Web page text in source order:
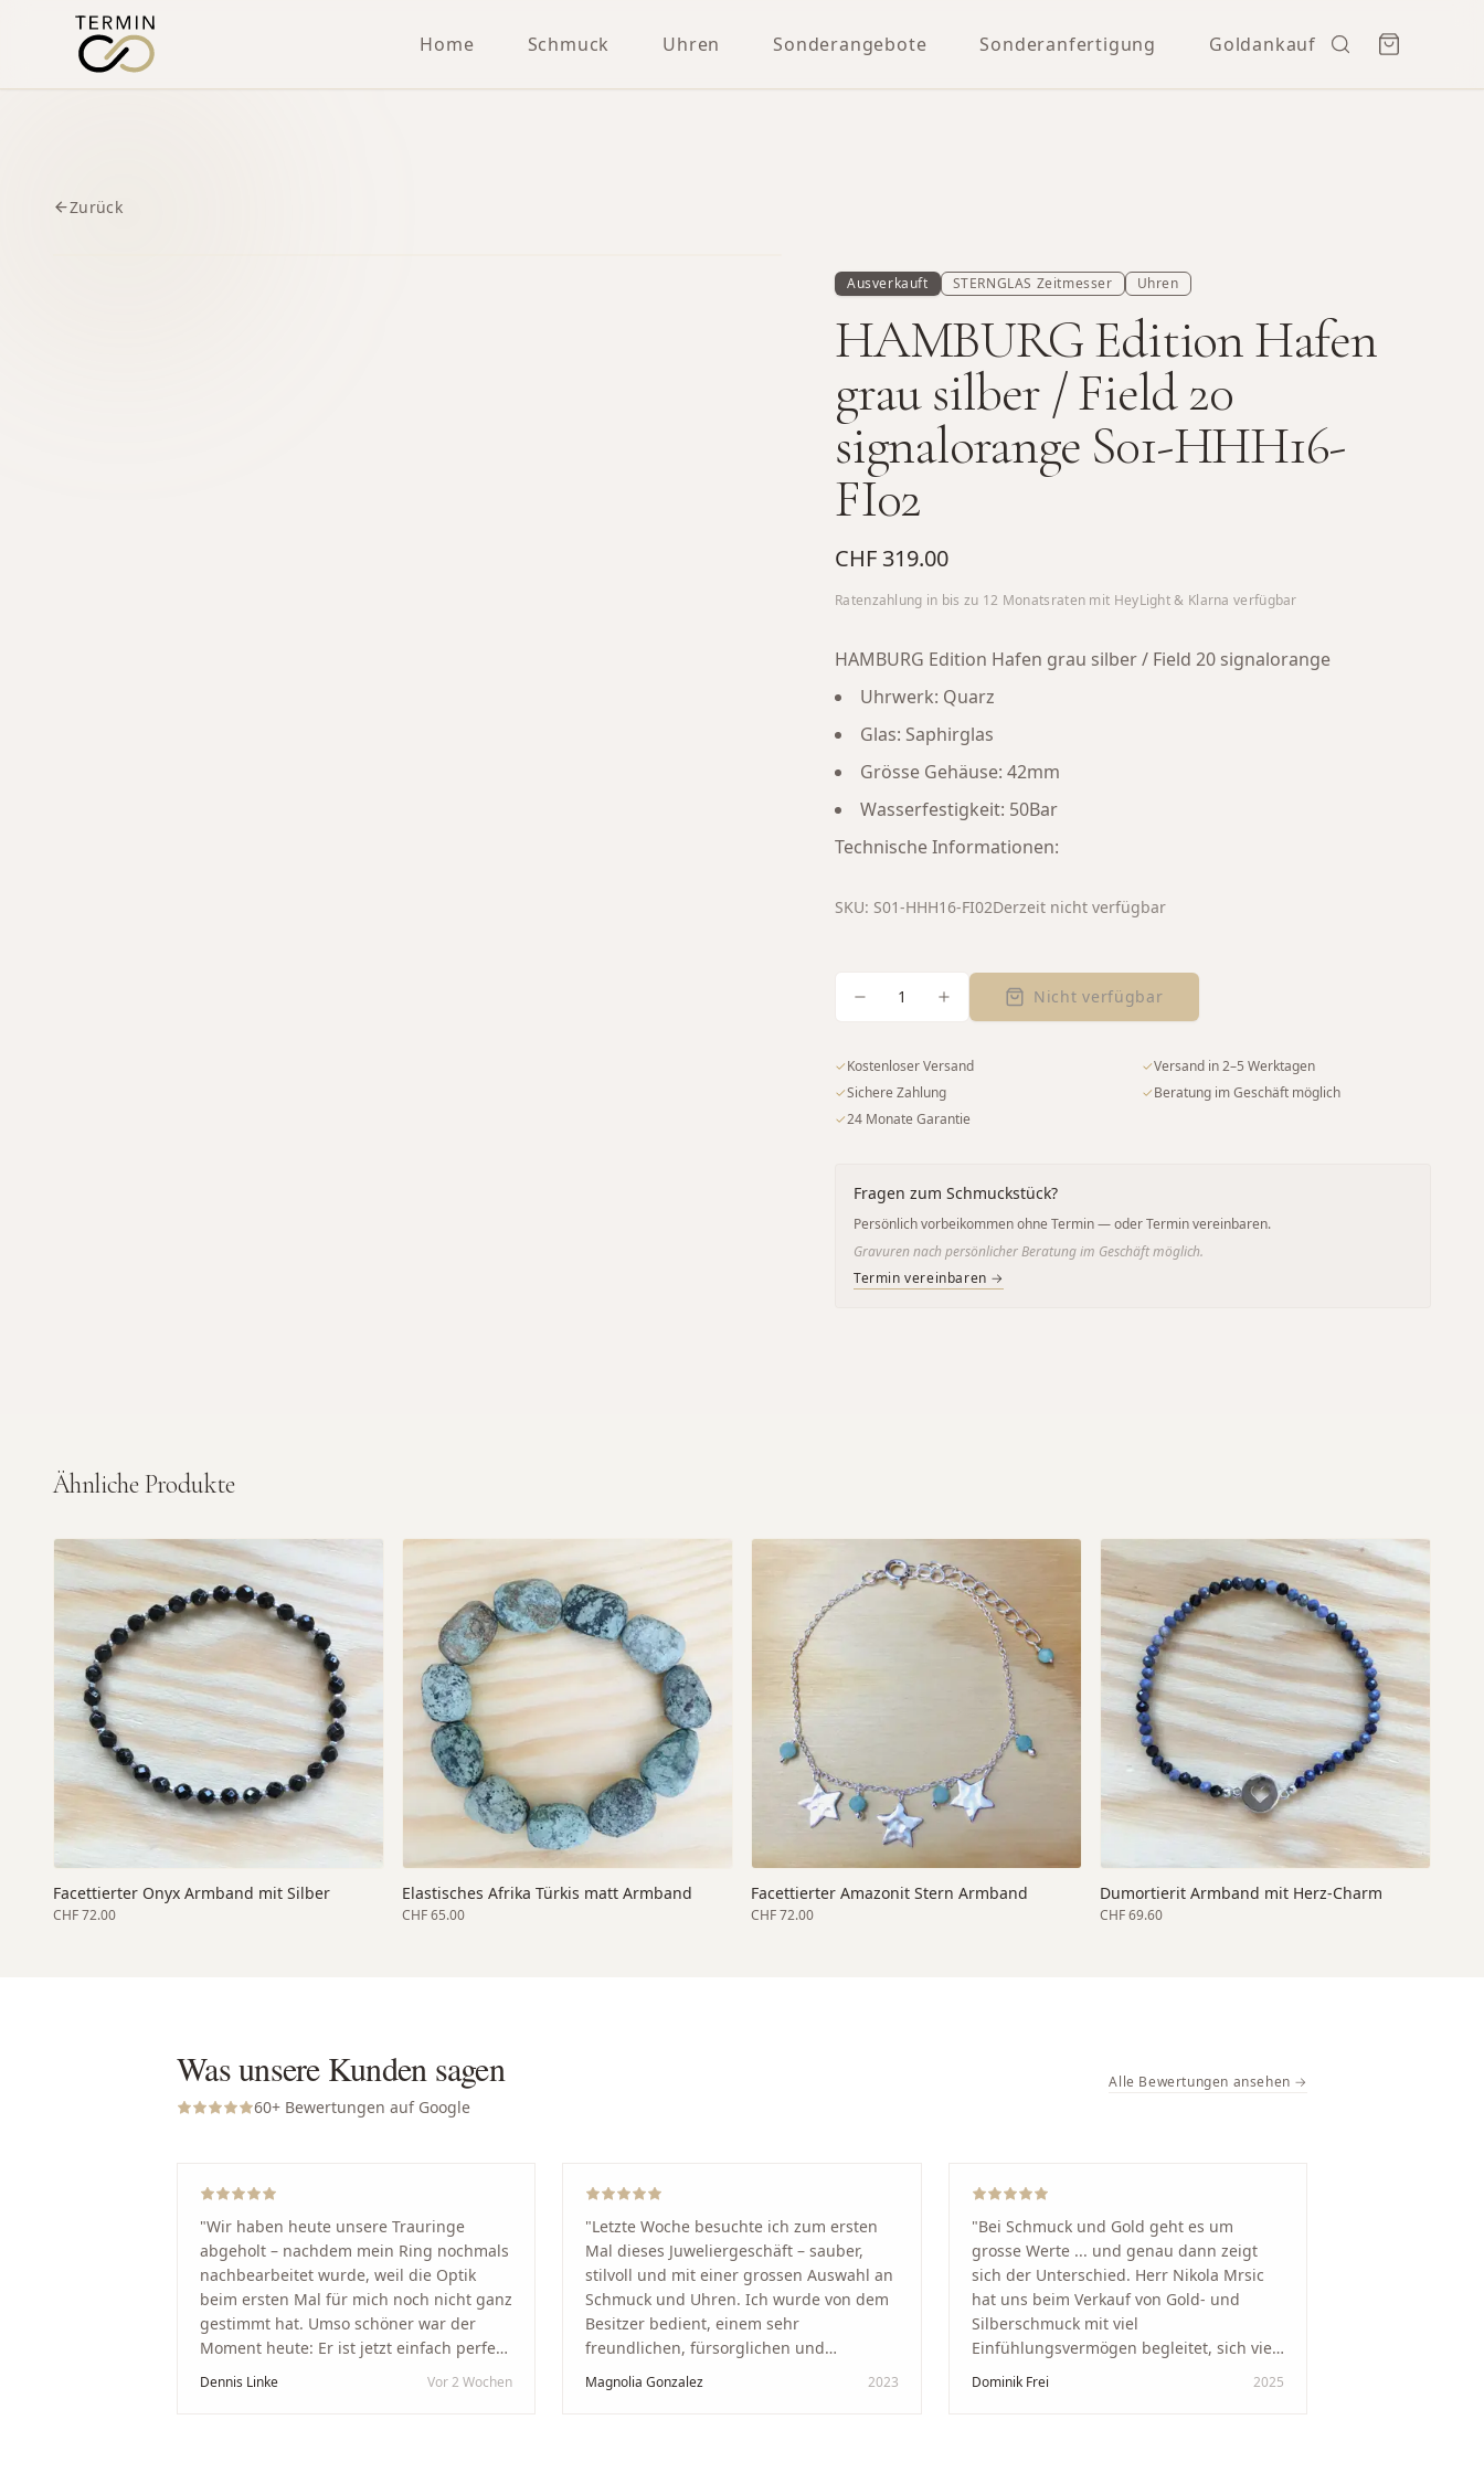
Home Schmuck Uhren Sonderangebote Sonderanfertigung Goldankauf
Zurück
Ausverkauft STERNGLAS Zeitmesser Uhren
HAMBURG Edition Hafen
grau silber / Field 20
signalorange S01-HHH16-
FI02
CHF 319.00
Ratenzahlung in bis zu 12 Monatsraten mit HeyLight & Klarna verfügbar
HAMBURG Edition Hafen grau silber / Field 20 signalorange
Uhrwerk: Quarz
Glas: Saphirglas
Grösse Gehäuse: 42mm
Wasserfestigkeit: 50Bar
Technische Informationen:
SKU: S01-HHH16-FI02Derzeit nicht verfügbar
1 Nicht verfügbar
✓Kostenloser Versand ✓Versand in 2–5 Werktagen
✓Sichere Zahlung ✓Beratung im Geschäft möglich
✓24 Monate Garantie
Fragen zum Schmuckstück?
Persönlich vorbeikommen ohne Termin — oder Termin vereinbaren.
Gravuren nach persönlicher Beratung im Geschäft möglich.
Termin vereinbaren →
Ähnliche Produkte
Facettierter Onyx Armband mit Silber
CHF 72.00
Elastisches Afrika Türkis matt Armband
CHF 65.00
Facettierter Amazonit Stern Armband
CHF 72.00
Dumortierit Armband mit Herz-Charm
CHF 69.60
Was unsere Kunden sagen
60+ Bewertungen auf Google
Alle Bewertungen ansehen →
"Wir haben heute unsere Trauringe
abgeholt – nachdem mein Ring nochmals
nachbearbeitet wurde, weil die Optik
beim ersten Mal für mich noch nicht ganz
gestimmt hat. Umso schöner war der
Moment heute: Er ist jetzt einfach perfekt
geworden. Ein riesiges Dankeschön an
Dennis Linke Vor 2 Wochen
"Letzte Woche besuchte ich zum ersten
Mal dieses Juweliergeschäft – sauber,
stilvoll und mit einer grossen Auswahl an
Schmuck und Uhren. Ich wurde von dem
Besitzer bedient, einem sehr
freundlichen, fürsorglichen und
professionellen Mann. Ich empfehle zu
100 % dieses Schmuckgeschäft in
Magnolia Gonzalez 2023
"Bei Schmuck und Gold geht es um
grosse Werte ... und genau dann zeigt
sich der Unterschied. Herr Nikola Mrsic
hat uns beim Verkauf von Gold- und
Silberschmuck mit viel
Einfühlungsvermögen begleitet, sich viel
Zeit genommen und den Ablauf von der
Dominik Frei 2025